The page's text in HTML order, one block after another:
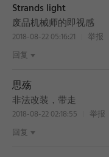
Strands light
废品机械师的即视感
2018-08-22 05:16:21
举报
回复
思殇
非法改装，带走
2018-08-22 02:18:55
举报
回复